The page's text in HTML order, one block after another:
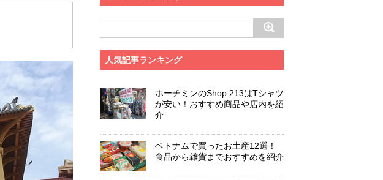
人気記事ランキング
ホーチミンのShop 213はTシャツ
が安い！おすすめ商品や店内を紹
介
ベトナムで買ったお土産12選！
食品から雑貨までおすすめを紹介